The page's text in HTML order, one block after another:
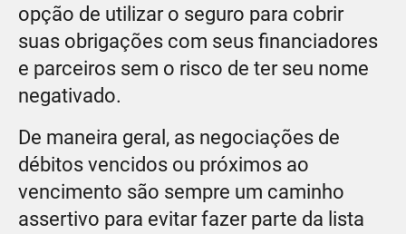
opção de utilizar o seguro para cobrir
suas obrigações com seus financiadores
e parceiros sem o risco de ter seu nome
negativado.
De maneira geral, as negociações de
débitos vencidos ou próximos ao
vencimento são sempre um caminho
assertivo para evitar fazer parte da lista